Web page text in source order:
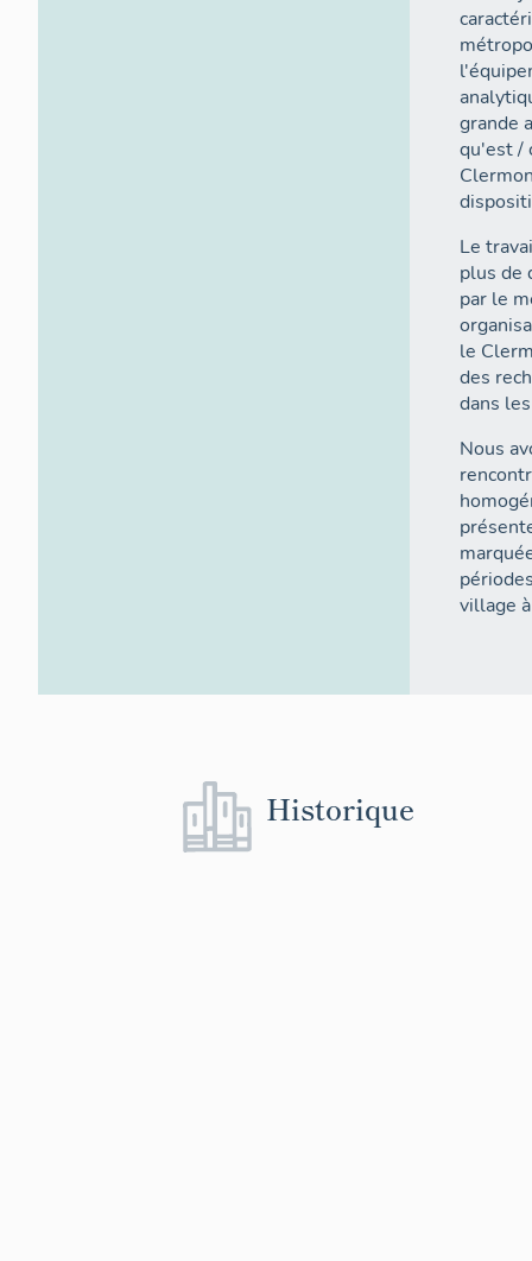
grande
qu'est /
Le
plus de
par le
le
des
dans
Nous
village
Historique